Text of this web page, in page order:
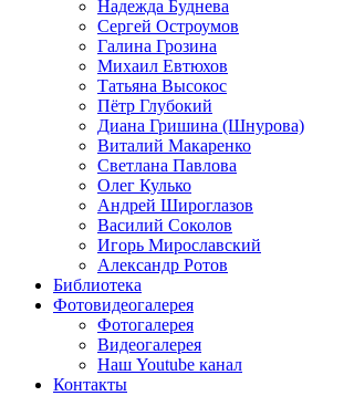
Надежда Буднева
Сергей Остроумов
Галина Грозина
Михаил Евтюхов
Татьяна Высокос
Пётр Глубокий
Диана Гришина (Шнурова)
Виталий Макаренко
Светлана Павлова
Олег Кулько
Андрей Широглазов
Василий Соколов
Игорь Мирославский
Александр Ротов
Библиотека
Фотовидеогалерея
Фотогалерея
Видеогалерея
Наш Youtube канал
Контакты